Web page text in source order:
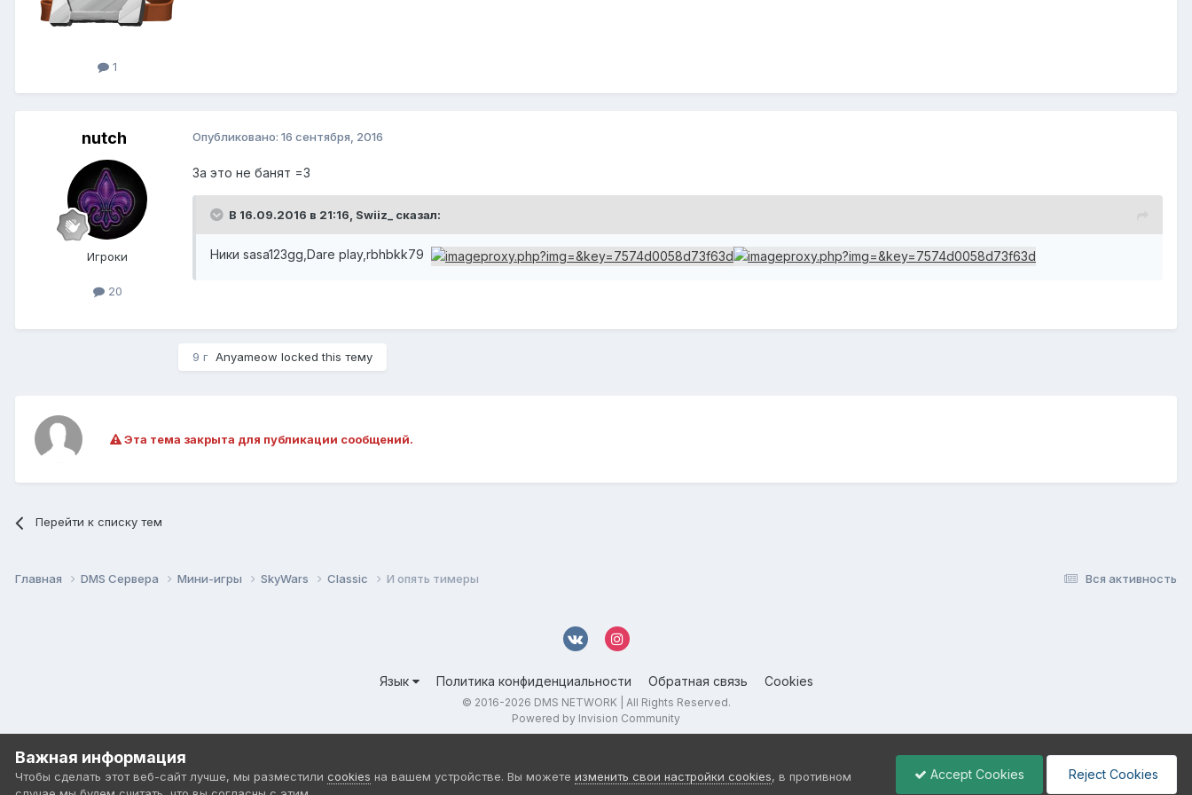
1
nutch
Игроки
20
Опубликовано: 16 сентября, 2016
За это не банят =3
В 16.09.2016 в 21:16, Swiiz_ сказал:
Ники sasa123gg,Dare play,rbhbkk79
9 г Anyameow locked this тему
Эта тема закрыта для публикации сообщений.
Перейти к списку тем
Вся активность
Главная DMS Сервера Мини-игры SkyWars Classic И опять тимеры
Язык Политика конфиденциальности Обратная связь Cookies
© 2016-2026 DMS NETWORK | All Rights Reserved.
Powered by Invision Community
Важная информация
Чтобы сделать этот веб-сайт лучше, мы разместили cookies на вашем устройстве. Вы можете изменить свои настройки cookies, в противном
Accept Cookies Reject Cookies